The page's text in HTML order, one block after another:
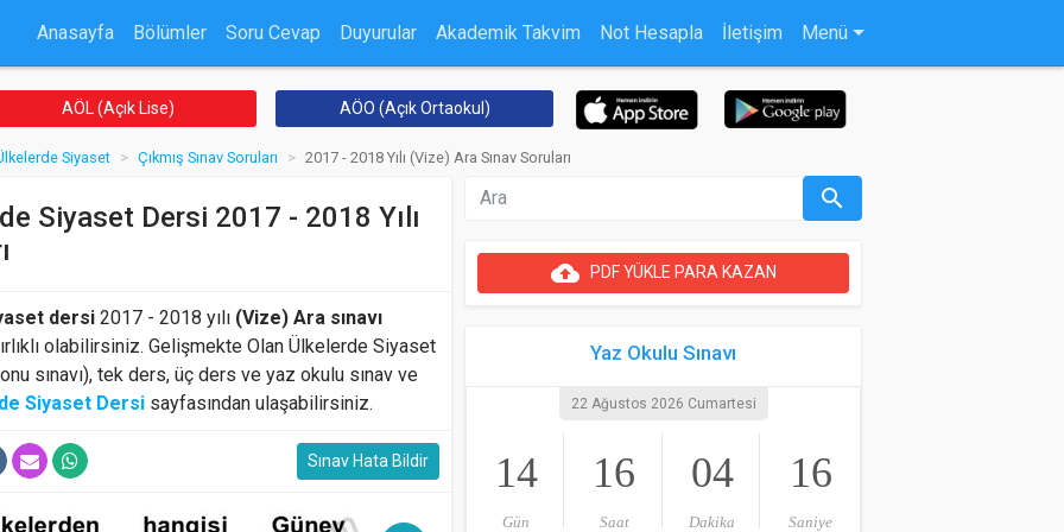
Anasayfa Bölümler Soru Cevap Duyurular Akademik Takvim Not Hesapla İletişim Menü
AÖL (Açık Lise) AÖO (Açık Ortaokul)
Siyaset Çıkmış Sınav Soruları 2017 - 2018 Yılı (Vize) Ara Sınav Soruları
Siyaset Dersi 2017 - 2018 Yılı
dersi 2017 - 2018 yılı (Vize) Ara sınavı
olabilirsiniz. Gelişmekte Olan Ülkelerde Siyaset
sınavı), tek ders, üç ders ve yaz okulu sınav ve
Siyaset Dersi sayfasından ulaşabilirsiniz.
Sınav Hata Bildir
search
cloud_uploadPDF YÜKLE PARA KAZAN
Yaz Okulu Sınavı
22 Ağustos 2026 Cumartesi
14
Gün
16
Saat
04
Dakika
15
Saniye